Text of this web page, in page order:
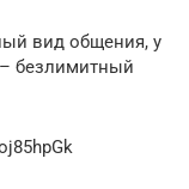
вид общения, у
безлимитный